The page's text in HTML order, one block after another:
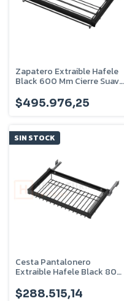
Zapatero Extraible Hafele
Black 600 Mm Cierre Suave
$495.976,25
SIN STOCK
Cesta Pantalonero
Extraible Hafele Black 800
$288.515,14